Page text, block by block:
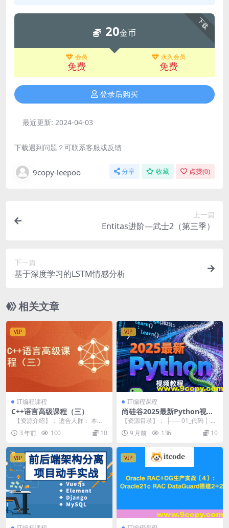
下载
20金币
会员
免费
永久会员
免费
登录后购买
最近更新: 2024-04-03
下载遇到问题？可联系客服或反馈
9copy-leepoo 分享 收藏 点赞(0)
上一篇
Entitas进阶—武士2（第三季）
下一篇
基于深度学习的LSTM情感分析
相关文章
VIP
IT编程课程
C++语言高级课程（三）
【资源介绍】： 适合人群： 本课
程需要学习者对C++开发有比较好
的...3 年前 100 10
VIP
IT编程课程
尚硅谷2025最新Python视频
教程(禹神主讲) 配套资料
【资源目录】： ├── 01_代码 │ ├
── code.zip ├── 04_...
9 月前 136 10
VIP VIP